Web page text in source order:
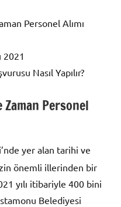
Personel Alımı
2021
Nasıl Yapılır?
Personel
yer alan tarihi ve
önemli illerinden bir
yılı itibariyle 400 bini
Belediyesi